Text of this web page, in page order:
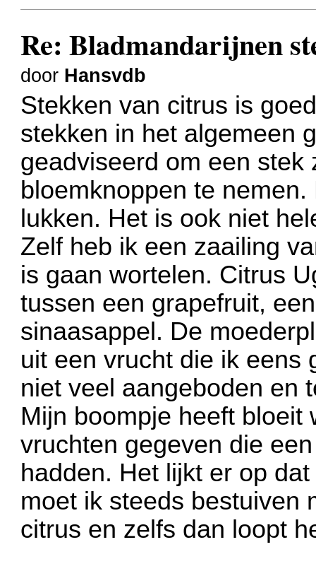
Re: Bladmandarijnen
door Hansvdb
Stekken van citrus is
stekken in het algemeen
geadviseerd om een stek
bloemknoppen te
lukken. Het is ook niet
Zelf heb ik een zaailing
is gaan wortelen. Citrus
tussen een grapefruit,
sinaasappel. De
uit een vrucht die ik eens
niet veel aangeboden en
Mijn boompje heeft bloeit
vruchten gegeven die
hadden. Het lijkt er op
moet ik steeds bestuiven
citrus en zelfs dan loopt